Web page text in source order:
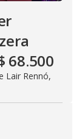
68.500
Lair Rennó,